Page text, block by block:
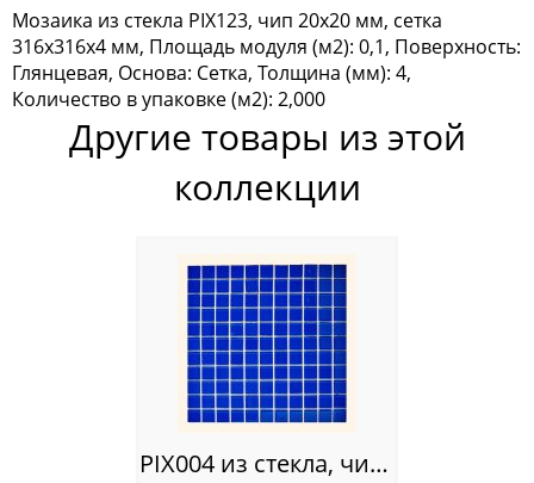
Мозаика Tonomosaic
Мозаика Опера Декора
Россия
Мозаика из стекла PIX123, чип 20x20 мм, сетка
316х316х4 мм, Площадь модуля (м2): 0,1, Поверхность:
Глянцевая, Основа: Сетка, Толщина (мм): 4,
Количество в упаковке (м2): 2,000
Другие товары из этой
коллекции
PIX004 из стекла, чип 25х25 мм, сетка 300х300х4 мм